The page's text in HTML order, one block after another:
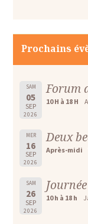
Prochains
SAM
05
SEP
2026
Forum
10 H à 18 H
MER
16
SEP
2026
Deux
Après-midi
SAM
26
SEP
2026
10 h à 18 h